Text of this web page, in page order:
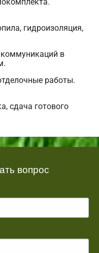
гидроизоляция,
коммуникаций в
работы.
сдача готового
вопрос